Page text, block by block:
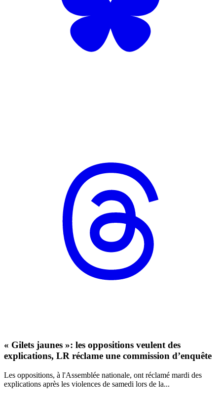
« Gilets jaunes »: les oppositions veulent des
explications, LR réclame une commission d’enquête
Les oppositions, à l'Assemblée nationale, ont réclamé mardi des
explications après les violences de samedi lors de la...